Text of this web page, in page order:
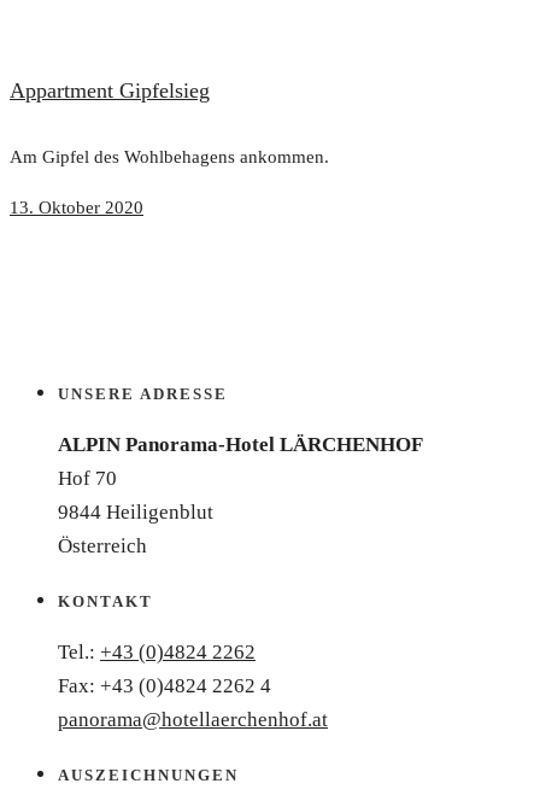
Appartment Gipfelsieg
Am Gipfel des Wohlbehagens ankommen.
13. Oktober 2020
UNSERE ADRESSE
ALPIN Panorama-Hotel LÄRCHENHOF
Hof 70
9844 Heiligenblut
Österreich
KONTAKT
Tel.: +43 (0)4824 2262
Fax: +43 (0)4824 2262 4
panorama@hotellaerchenhof.at
AUSZEICHNUNGEN